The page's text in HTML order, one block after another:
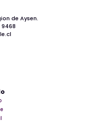
de Aysen.
9468